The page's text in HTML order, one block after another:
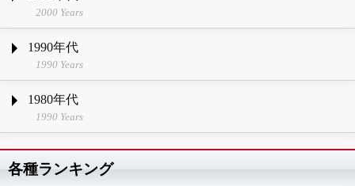
2000 Years
1990年代
1990 Years
1980年代
1990 Years
各種ランキング